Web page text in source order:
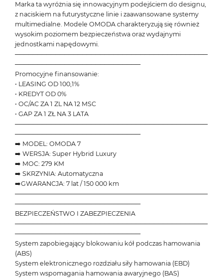
Marka ta wyróżnia się innowacyjnym podejściem do designu,
z naciskiem na futurystyczne linie i zaawansowane systemy
multimedialne. Modele OMODA charakteryzują się również
wysokim poziomem bezpieczeństwa oraz wydajnymi
jednostkami napędowymi.
───────────────────────────────────────────
────────────────────────────
Promocyjne finansowanie:
• LEASING OD 100,1%
• KREDYT OD 0%
• OC/AC ZA 1 ZL NA 12 MSC
• GAP ZA 1 ZŁ NA 3 LATA
───────────────────────────────────────────
────────────────────────────
➡️ MODEL: OMODA 7
➡️ WERSJA: Super Hybrid Luxury
➡️ MOC: 279 KM
➡️ SKRZYNIA: Automatyczna
➡️GWARANCJA: 7 lat / 150 000 km
───────────────────────────────────────────
────────────────────────────
BEZPIECZEŃSTWO I ZABEZPIECZENIA
───────────────────────────────────────────
────────────────────────────
System zapobiegający blokowaniu kół podczas hamowania
(ABS)
System elektronicznego rozdziału siły hamowania (EBD)
System wspomagania hamowania awaryjnego (BAS)